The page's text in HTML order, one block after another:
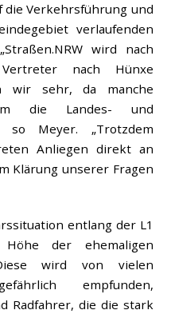
die Verkehrsführung und
verlaufenden
wird nach
nach Hünxe
wir sehr, da manche
die Landes- und
so Meyer. „Trotzdem
Anliegen direkt an
Klärung unserer Fragen
entlang der L1
der ehemaligen
wird von vielen
empfunden,
Radfahrer, die die stark